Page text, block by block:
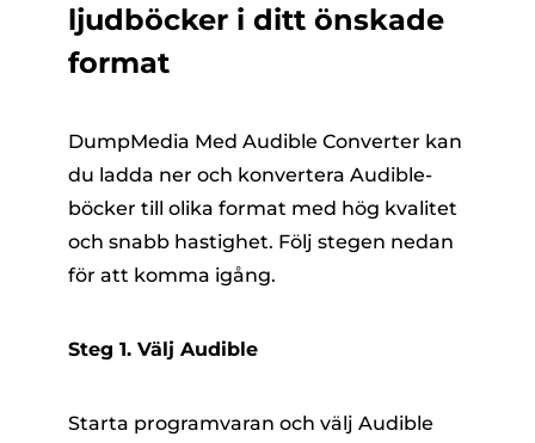
ljudböcker i ditt önskade
format
DumpMedia Med Audible Converter kan
du ladda ner och konvertera Audible-
böcker till olika format med hög kvalitet
och snabb hastighet. Följ stegen nedan
för att komma igång.
Steg 1. Välj Audible
Starta programvaran och välj Audible